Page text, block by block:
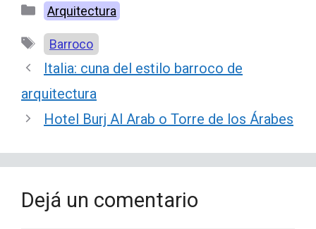
Categorías
Arquitectura
Etiquetas
Barroco
Italia: cuna del estilo barroco de
arquitectura
Hotel Burj Al Arab o Torre de los Árabes
Dejá un comentario